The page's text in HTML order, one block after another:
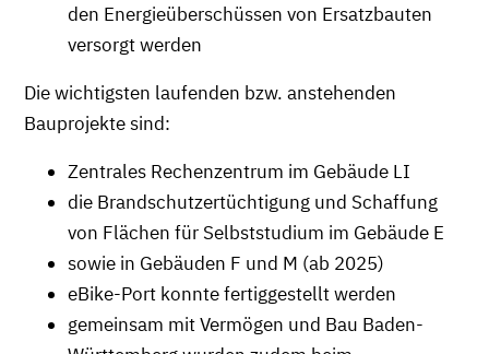
den Energieüberschüssen von Ersatzbauten
versorgt werden
Die wichtigsten laufenden bzw. anstehenden
Bauprojekte sind:
Zentrales Rechenzentrum im Gebäude LI
die Brandschutzertüchtigung und Schaffung
von Flächen für Selbststudium im Gebäude E
sowie in Gebäuden F und M (ab 2025)
eBike-Port konnte fertiggestellt werden
gemeinsam mit Vermögen und Bau Baden-